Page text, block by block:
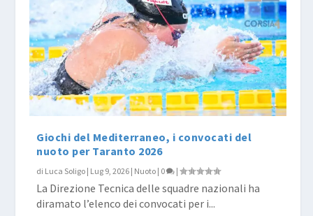
Giochi del Mediterraneo, i convocati del
nuoto per Taranto 2026
di Luca Soligo | Lug 9, 2026 | Nuoto | 0 |
La Direzione Tecnica delle squadre nazionali ha
diramato l’elenco dei convocati per i...